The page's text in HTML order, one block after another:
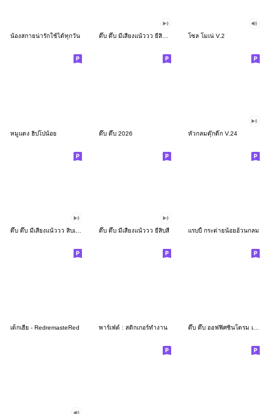
น้องสกายน่ารักใช้ได้ทุกวัน ดึ๊บ ดึ๊บ มีเสียงแน้ววว ยี่สิบสอง โซล โมเน่ V.2
หมูแดง ฮิปโปน้อย ดึ๊บ ดึ๊บ 2026 หัวกลมดุ๊กดิ๊ก V.24
ดึ๊บ ดึ๊บ มีเสียงแน้ววว ยี่สิบสี่ แรบบี้ กระต่ายน้อยอ้วนกลม
เด็กเฮีย - RedremasteRed พาร์เฟ่ต์ : สติกเกอร์ทำงาน ดึ๊บ ดึ๊บ ออฟฟิศซินโดรม เจ็ด